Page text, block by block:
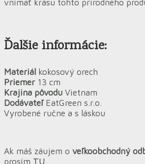
vnímať krásu tohto prírodného
Ďalšie informácie:
Materiál kokosový orech
Priemer 13 cm
Krajina pôvodu Vietnam
Dodávateľ EatGreen s.r.o.
Vyrobené ručne a s láskou
Ak máš záujem o veľkoobchodný
prosím TU.